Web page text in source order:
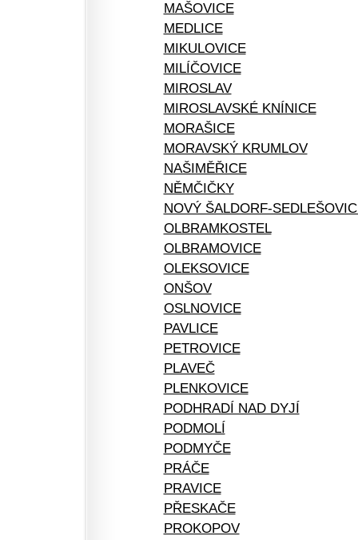
MAŠOVICE
MEDLICE
MIKULOVICE
MILÍČOVICE
MIROSLAV
MIROSLAVSKÉ KNÍNICE
MORAŠICE
MORAVSKÝ KRUMLOV
NAŠIMĚŘICE
NĚMČIČKY
NOVÝ ŠALDORF-
OLBRAMKOSTEL
OLBRAMOVICE
OLEKSOVICE
ONŠOV
OSLNOVICE
PAVLICE
PETROVICE
PLAVEČ
PLENKOVICE
PODHRADÍ NAD DYJÍ
PODMOLÍ
PODMYČE
PRÁČE
PRAVICE
PŘESKAČE
PROKOPOV